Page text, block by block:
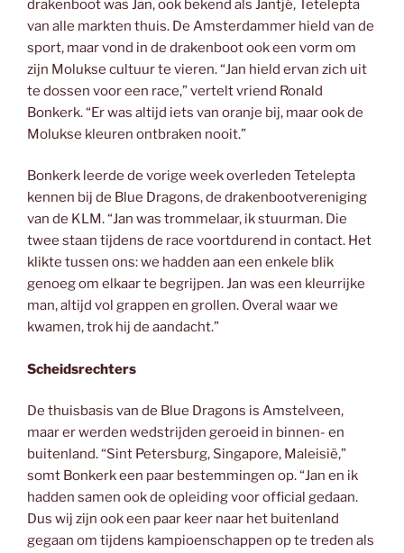
drakenboot was Jan, ook bekend als Jantjé, Tetelepta
van alle markten thuis. De Amsterdammer hield van de
sport, maar vond in de drakenboot ook een vorm om
zijn Molukse cultuur te vieren. “Jan hield ervan zich uit
te dossen voor een race,” vertelt vriend Ronald
Bonkerk. “Er was altijd iets van oranje bij, maar ook de
Molukse kleuren ontbraken nooit.”
Bonkerk leerde de vorige week overleden Tetelepta
kennen bij de Blue Dragons, de drakenbootvereniging
van de KLM. “Jan was trommelaar, ik stuurman. Die
twee staan tijdens de race voortdurend in contact. Het
klikte tussen ons: we hadden aan een enkele blik
genoeg om elkaar te begrijpen. Jan was een kleurrijke
man, altijd vol grappen en grollen. Overal waar we
kwamen, trok hij de aandacht.”
Scheidsrechters
De thuisbasis van de Blue Dragons is Amstelveen,
maar er werden wedstrijden geroeid in binnen- en
buitenland. “Sint Petersburg, Singapore, Maleisië,”
somt Bonkerk een paar bestemmingen op. “Jan en ik
hadden samen ook de opleiding voor official gedaan.
Dus wij zijn ook een paar keer naar het buitenland
gegaan om tijdens kampioenschappen op te treden als